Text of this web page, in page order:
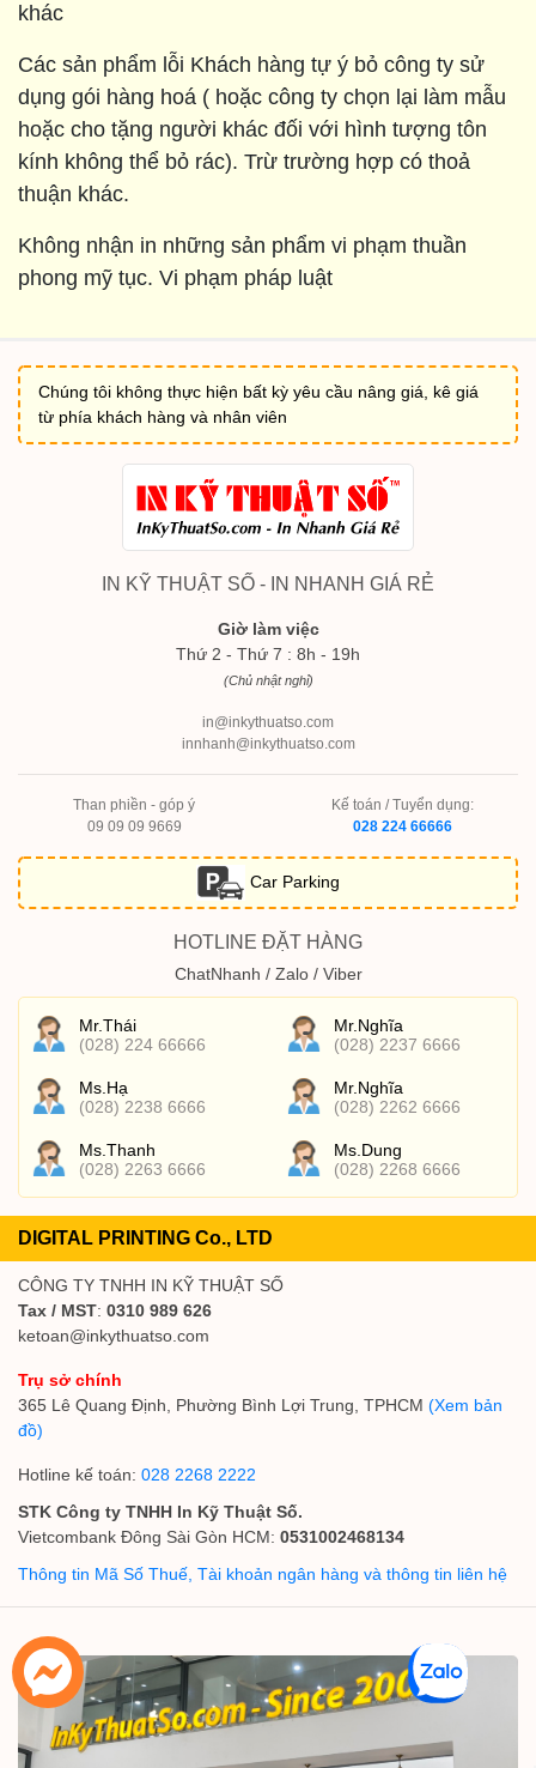
khác
Các sản phẩm lỗi Khách hàng tự ý bỏ công ty sử
dụng gói hàng hoá ( hoặc công ty chọn lại làm mẫu
hoặc cho tặng người khác đối với hình tượng tôn
kính không thể bỏ rác). Trừ trường hợp có thoả
thuận khác.
Không nhận in những sản phẩm vi phạm thuần
phong mỹ tục. Vi phạm pháp luật
Chúng tôi không thực hiện bất kỳ yêu cầu nâng giá, kê giá
từ phía khách hàng và nhân viên
IN KỸ THUẬT SỐ - IN NHANH GIÁ RẺ
Giờ làm việc
Thứ 2 - Thứ 7 : 8h - 19h
(Chủ nhật nghỉ)
in@inkythuatso.com
innhanh@inkythuatso.com
Than phiền - góp ý
09 09 09 9669
Kế toán / Tuyển dụng:
028 224 66666
Car Parking
HOTLINE ĐẶT HÀNG
ChatNhanh / Zalo / Viber
Mr.Thái
(028) 224 66666
Mr.Nghĩa
(028) 2237 6666
Ms.Hạ
(028) 2238 6666
Mr.Nghĩa
(028) 2262 6666
Ms.Thanh
(028) 2263 6666
Ms.Dung
(028) 2268 6666
DIGITAL PRINTING Co., LTD
CÔNG TY TNHH IN KỸ THUẬT SỐ
Tax / MST: 0310 989 626
ketoan@inkythuatso.com
Trụ sở chính
365 Lê Quang Định, Phường Bình Lợi Trung, TPHCM (Xem bản
đồ)
Hotline kế toán: 028 2268 2222
STK Công ty TNHH In Kỹ Thuật Số.
Vietcombank Đông Sài Gòn HCM: 0531002468134
Thông tin Mã Số Thuế, Tài khoản ngân hàng và thông tin liên hệ